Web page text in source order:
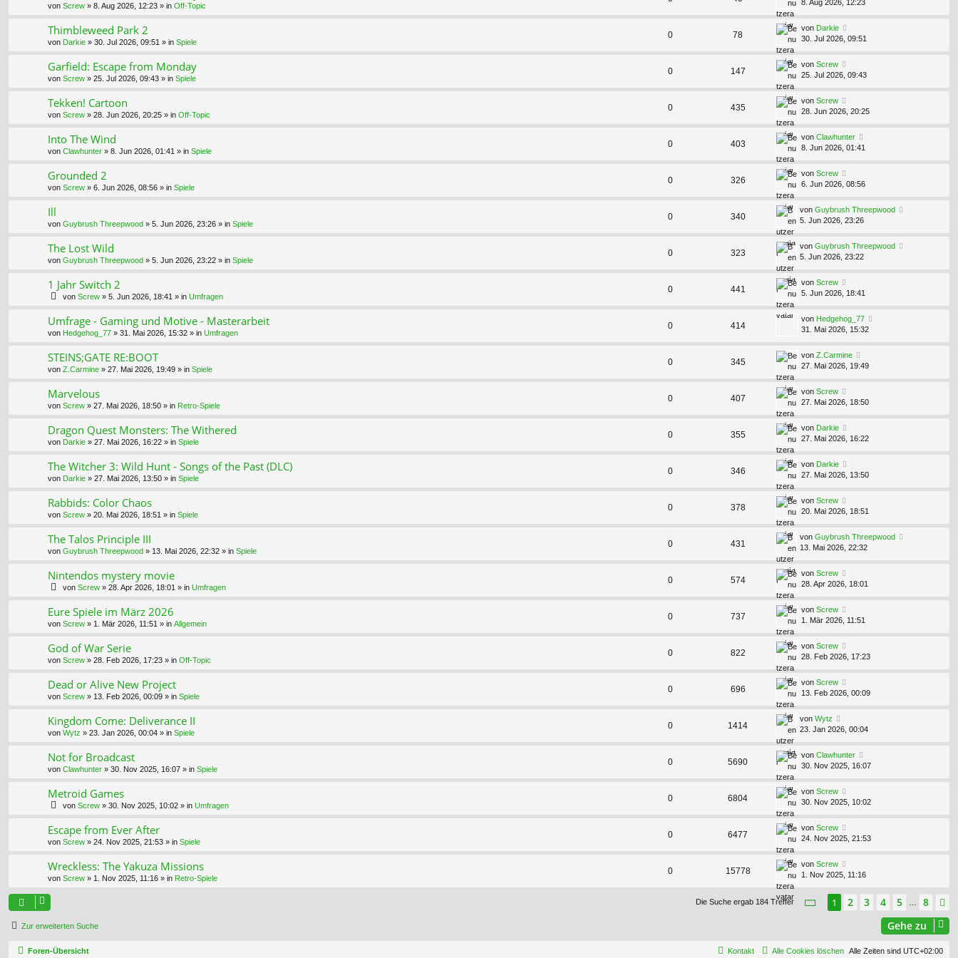
von Screw » 8. Aug 2026, 12:23 » in Off-Topic
8. Aug 2026, 12:23
Thimbleweed Park 2
von Darkie » 30. Jul 2026, 09:51 » in Spiele
0 78
von Darkie
30. Jul 2026, 09:51
Garfield: Escape from Monday
von Screw » 25. Jul 2026, 09:43 » in Spiele
0 147
von Screw
25. Jul 2026, 09:43
Tekken! Cartoon
von Screw » 28. Jun 2026, 20:25 » in Off-Topic
0 435
von Screw
28. Jun 2026, 20:25
Into The Wind
von Clawhunter » 8. Jun 2026, 01:41 » in Spiele
0 403
von Clawhunter
8. Jun 2026, 01:41
Grounded 2
von Screw » 6. Jun 2026, 08:56 » in Spiele
0 326
von Screw
6. Jun 2026, 08:56
Ill
von Guybrush Threepwood » 5. Jun 2026, 23:26 » in Spiele
0 340
von Guybrush Threepwood
5. Jun 2026, 23:26
The Lost Wild
von Guybrush Threepwood » 5. Jun 2026, 23:22 » in Spiele
0 323
von Guybrush Threepwood
5. Jun 2026, 23:22
1 Jahr Switch 2
von Screw » 5. Jun 2026, 18:41 » in Umfragen
0 441
von Screw
5. Jun 2026, 18:41
Umfrage - Gaming und Motive - Masterarbeit
von Hedgehog_77 » 31. Mai 2026, 15:32 » in Umfragen
0 414
von Hedgehog_77
31. Mai 2026, 15:32
STEINS;GATE RE:BOOT
von Z.Carmine » 27. Mai 2026, 19:49 » in Spiele
0 345
von Z.Carmine
27. Mai 2026, 19:49
Marvelous
von Screw » 27. Mai 2026, 18:50 » in Retro-Spiele
0 407
von Screw
27. Mai 2026, 18:50
Dragon Quest Monsters: The Withered
von Darkie » 27. Mai 2026, 16:22 » in Spiele
0 355
von Darkie
27. Mai 2026, 16:22
The Witcher 3: Wild Hunt - Songs of the Past (DLC)
von Darkie » 27. Mai 2026, 13:50 » in Spiele
0 346
von Darkie
27. Mai 2026, 13:50
Rabbids: Color Chaos
von Screw » 20. Mai 2026, 18:51 » in Spiele
0 378
von Screw
20. Mai 2026, 18:51
The Talos Principle III
von Guybrush Threepwood » 13. Mai 2026, 22:32 » in Spiele
0 431
von Guybrush Threepwood
13. Mai 2026, 22:32
Nintendos mystery movie
von Screw » 28. Apr 2026, 18:01 » in Umfragen
0 574
von Screw
28. Apr 2026, 18:01
Eure Spiele im März 2026
von Screw » 1. Mär 2026, 11:51 » in Allgemein
0 737
von Screw
1. Mär 2026, 11:51
God of War Serie
von Screw » 28. Feb 2026, 17:23 » in Off-Topic
0 822
von Screw
28. Feb 2026, 17:23
Dead or Alive New Project
von Screw » 13. Feb 2026, 00:09 » in Spiele
0 696
von Screw
13. Feb 2026, 00:09
Kingdom Come: Deliverance II
von Wytz » 23. Jan 2026, 00:04 » in Spiele
0 1414
von Wytz
23. Jan 2026, 00:04
Not for Broadcast
von Clawhunter » 30. Nov 2025, 16:07 » in Spiele
0 5690
von Clawhunter
30. Nov 2025, 16:07
Metroid Games
von Screw » 30. Nov 2025, 10:02 » in Umfragen
0 6804
von Screw
30. Nov 2025, 10:02
Escape from Ever After
von Screw » 24. Nov 2025, 21:53 » in Spiele
0 6477
von Screw
24. Nov 2025, 21:53
Wreckless: The Yakuza Missions
von Screw » 1. Nov 2025, 11:16 » in Retro-Spiele
0 15778
von Screw
1. Nov 2025, 11:16
Die Suche ergab 184 Treffer Seite 1von 8
1 2 3 4 5 … 8
Zur erweiterten Suche Gehe zu
Foren-Übersicht Alle Zeiten sind UTC+02:00
Alle Cookies löschen
Kontakt